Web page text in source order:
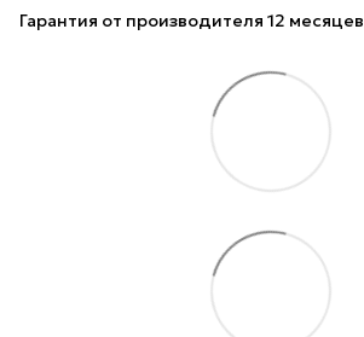
Гарантия от производителя 12 месяцев